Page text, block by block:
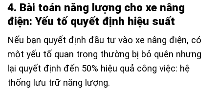
4. Bài toán năng lượng cho xe nâng
điện: Yếu tố quyết định hiệu suất
Nếu bạn quyết định đầu tư vào xe nâng điện, có
một yếu tố quan trọng thường bị bỏ quên nhưng
lại quyết định đến 50% hiệu quả công việc: hệ
thống lưu trữ năng lượng.